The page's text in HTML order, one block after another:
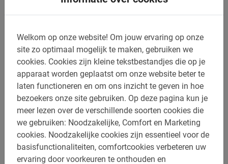
Welkom op onze website! Om jouw ervaring op onze
site zo optimaal mogelijk te maken, gebruiken we
cookies. Cookies zijn kleine tekstbestandjes die op je
apparaat worden geplaatst om onze website beter te
laten functioneren en om ons inzicht te geven in hoe
bezoekers onze site gebruiken. Op deze pagina kun je
meer lezen over de verschillende soorten cookies die
we gebruiken: Noodzakelijke, Comfort en Marketing
cookies. Noodzakelijke cookies zijn essentieel voor de
basisfunctionaliteiten, comfortcookies verbeteren uw
ervaring door voorkeuren te onthouden en
bij welke gelegenheid drinkt. De populaire Barcelona
het maximale uit je stedentrip haalt.
De gidsen kennen de stad als geen ander. Je hoort dus
bij elke bezienswaardigheid het verhaal dat erachter
schuilgaat. Uiteraard is er op elke plek genoeg tijd om
foto’s te maken.
Boek jouw Barcelona Fietstour nu